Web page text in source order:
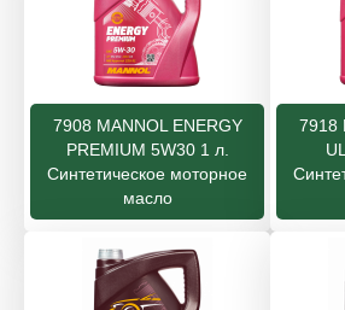
7908 MANNOL ENERGY
PREMIUM 5W30 1 л.
Cинтетическое моторное
масло
7918